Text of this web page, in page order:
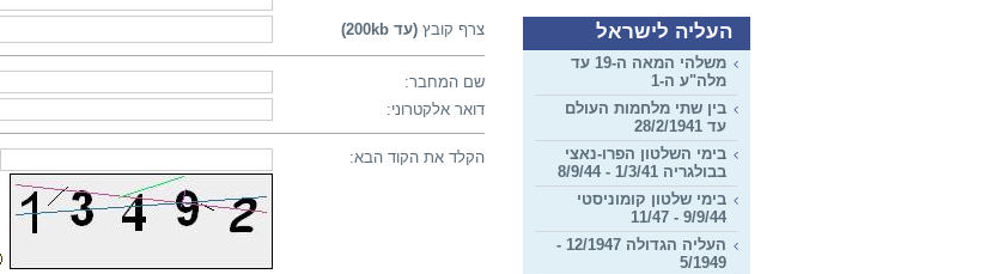
העליה לישראל
משלהי המאה ה-19 עד
מלה"ע ה-1
בין שתי מלחמות העולם
עד 28/2/1941
בימי השלטון הפרו-נאצי
בבולגריה 1/3/41 - 8/9/44
בימי שלטון קומוניסטי
9/9/44 - 11/47
העליה הגדולה 12/1947 -
5/1949
צרף קובץ (עד 200kb)
שם המחבר:
דואר אלקטרוני:
הקלד את הקוד הבא: